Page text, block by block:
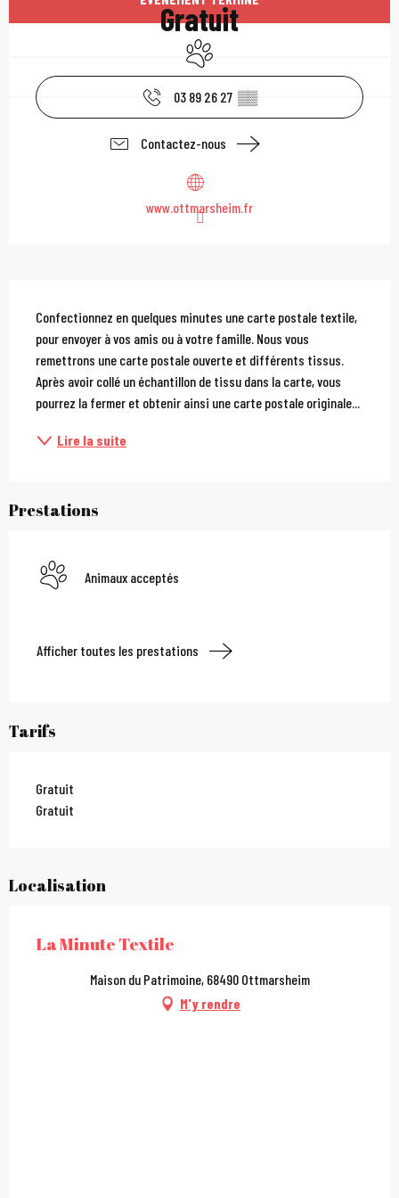
Gratuit
Animaux acceptés
03 89 26 27 ▒▒
Contactez-nous
www.ottmarsheim.fr
Description
Confectionnez en quelques minutes une carte postale textile,
pour envoyer à vos amis ou à votre famille. Nous vous
remettrons une carte postale ouverte et différents tissus.
Après avoir collé un échantillon de tissu dans la carte, vous
pourrez la fermer et obtenir ainsi une carte postale originale...
Lire la suite
Prestations
Animaux acceptés
Afficher toutes les prestations
Tarifs
Gratuit
Gratuit
Localisation
La Minute Textile
Maison du Patrimoine, 68490 Ottmarsheim
M'y rendre